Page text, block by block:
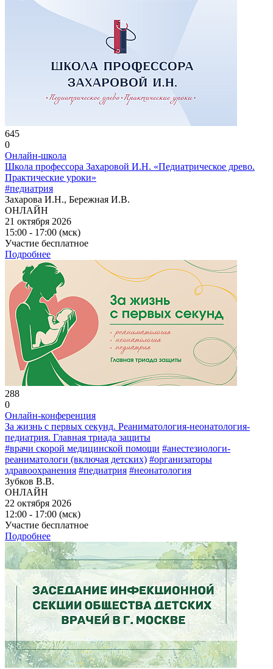
645
0
Онлайн-школа
Школа профессора Захаровой И.Н. «Педиатрическое древо.
Практические уроки»
#педиатрия
Захарова И.Н., Бережная И.В.
ОНЛАЙН
21 октября 2026
15:00 - 17:00 (мск)
Участие бесплатное
Подробнее
288
0
Онлайн-конференция
За жизнь с первых секунд. Реаниматология-неонатология-
педиатрия. Главная триада защиты
#врачи скорой медицинской помощи #анестезиологи-
реаниматологи (включая детских) #организаторы
здравоохранения #педиатрия #неонатология
Зубков В.В.
ОНЛАЙН
22 октября 2026
12:00 - 17:00 (мск)
Участие бесплатное
Подробнее